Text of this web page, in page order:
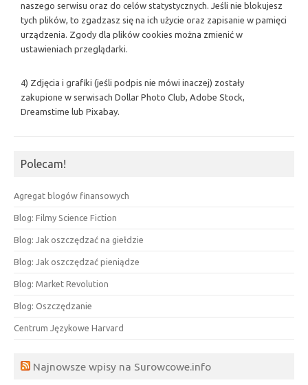
naszego serwisu oraz do celów statystycznych. Jeśli nie blokujesz
tych plików, to zgadzasz się na ich użycie oraz zapisanie w pamięci
urządzenia. Zgody dla plików cookies można zmienić w
ustawieniach przeglądarki.
4) Zdjęcia i grafiki (jeśli podpis nie mówi inaczej) zostały
zakupione w serwisach Dollar Photo Club, Adobe Stock,
Dreamstime lub Pixabay.
Polecam!
Agregat blogów finansowych
Blog: Filmy Science Fiction
Blog: Jak oszczędzać na giełdzie
Blog: Jak oszczędzać pieniądze
Blog: Market Revolution
Blog: Oszczędzanie
Centrum Językowe Harvard
Najnowsze wpisy na Surowcowe.info